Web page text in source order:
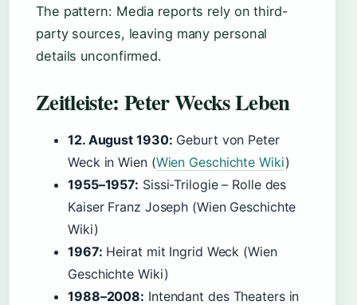
The pattern: Media reports rely on third-
party sources, leaving many personal
details unconfirmed.
Zeitleiste: Peter Wecks Leben
12. August 1930: Geburt von Peter
Weck in Wien (Wien Geschichte Wiki)
1955–1957: Sissi-Trilogie – Rolle des
Kaiser Franz Joseph (Wien Geschichte
Wiki)
1967: Heirat mit Ingrid Weck (Wien
Geschichte Wiki)
1988–2008: Intendant des Theaters in